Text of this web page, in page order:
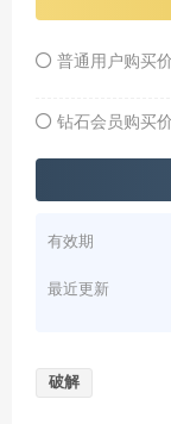
普通用户购买
钻石会员购买
有效期
最近更新
破解